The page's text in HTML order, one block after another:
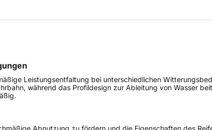
Leistungsentfaltung bei unterschiedlichen
während das Profildesign zur Ableitung von Wasser
Abnutzung zu fördern und die Eigenschaften des